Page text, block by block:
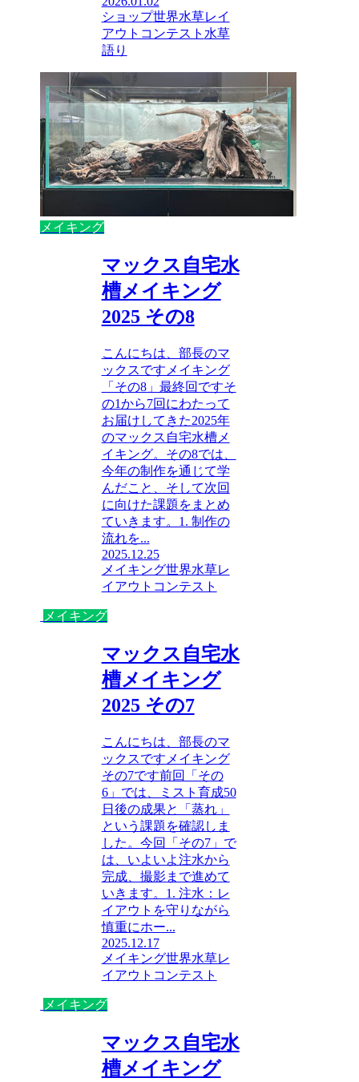
ショップ世界水草レイ
アウトコンテスト 水草
語り
メイキング
マックス自宅水
槽メイキング
2025 その8
こんにちは、部長のマ
ックスですメイキング
「その8」最終回ですそ
の1から7回にわたって
お届けしてきた2025年
のマックス自宅水槽メ
イキング。その8では、
今年の制作を通じて学
んだこと、そして次回
に向けた課題をまとめ
ていきます。1. 制作の
流れを...
2025.12.25
メイキング世界水草レ
イアウトコンテスト
メイキング
マックス自宅水
槽メイキング
2025 その7
こんにちは、部長のマ
ックスですメイキング
その7です前回「その
6」では、ミスト育成50
日後の成果と「蒸れ」
という課題を確認しま
した。今回「その7」で
は、いよいよ注水から
完成、撮影まで進めて
いきます。1. 注水：レ
イアウトを守りながら
慎重にホー...
2025.12.17
メイキング世界水草レ
イアウトコンテスト
メイキング
マックス自宅水
槽メイキング